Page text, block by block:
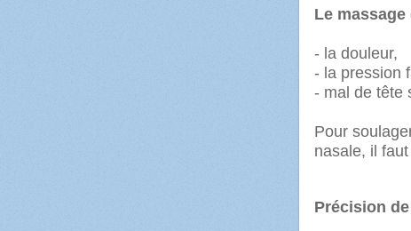
Le
- la douleur,
- la pression
- mal de tête
Pour
nasale, il
Précision